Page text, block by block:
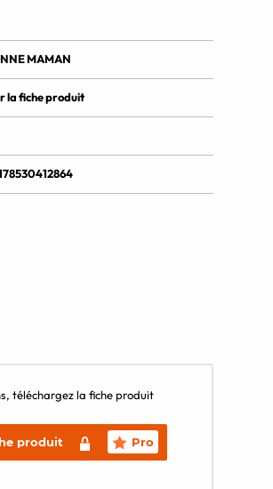
MAMAN
la fiche produit
téléchargez la fiche produit
produit Pro